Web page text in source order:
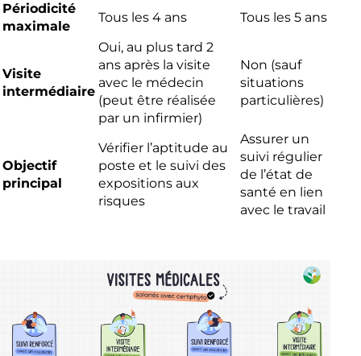
Périodicité
maximale
Tous les 4 ans Tous les 5 ans
Visite
intermédiaire
Oui, au plus tard 2
ans après la visite
avec le médecin
(peut être réalisée
par un infirmier)
Non (sauf
situations
particulières)
Objectif
principal
Vérifier l’aptitude au
poste et le suivi des
expositions aux
risques
Assurer un
suivi régulier
de l’état de
santé en lien
avec le travail